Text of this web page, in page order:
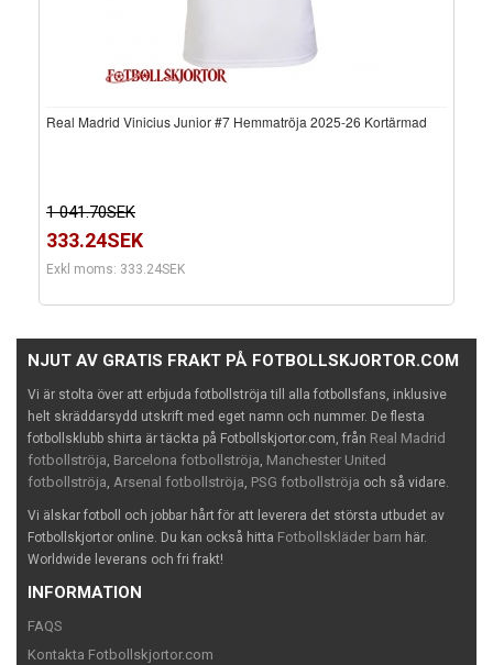
Real Madrid Vinicius Junior #7 Hemmatröja 2025-26 Kortärmad
1 041.70SEK
333.24SEK
Exkl moms: 333.24SEK
NJUT AV GRATIS FRAKT PÅ FOTBOLLSKJORTOR.COM
Vi är stolta över att erbjuda fotbollströja till alla fotbollsfans, inklusive
helt skräddarsydd utskrift med eget namn och nummer. De flesta
fotbollsklubb shirta är täckta på Fotbollskjortor.com, från Real Madrid
fotbollströja, Barcelona fotbollströja, Manchester United
fotbollströja, Arsenal fotbollströja, PSG fotbollströja och så vidare.
Vi älskar fotboll och jobbar hårt för att leverera det största utbudet av
Fotbollskjortor online. Du kan också hitta Fotbollskläder barn här.
Worldwide leverans och fri frakt!
INFORMATION
FAQS
Kontakta Fotbollskjortor.com